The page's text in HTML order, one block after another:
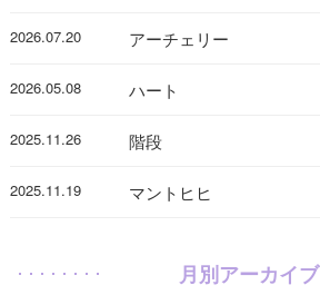
2026.07.20 アーチェリー
2026.05.08 ハート
2025.11.26 階段
2025.11.19 マントヒヒ
月別アーカイブ